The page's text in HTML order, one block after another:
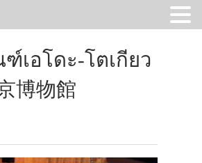
เอโดะ-โตเกียว
博物館